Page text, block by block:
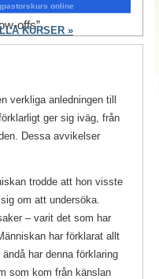
online
KURSER »
offs”.
verkliga anledningen till
ger sig iväg, från
Dessa avvikelser
trodde att hon visste
om att undersöka.
– varit det som har
har förklarat allt
har denna förklaring
som kom från känslan